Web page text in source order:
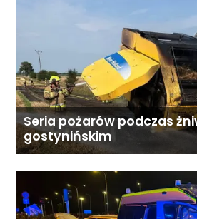
Seria pożarów podczas
gostynińskim